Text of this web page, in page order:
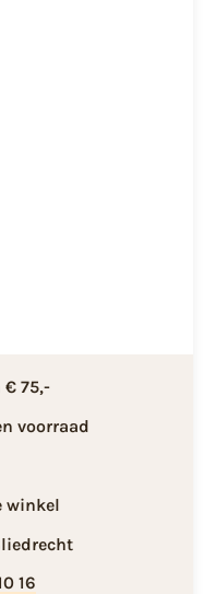
€ 75,-
voorraad
winkel
16